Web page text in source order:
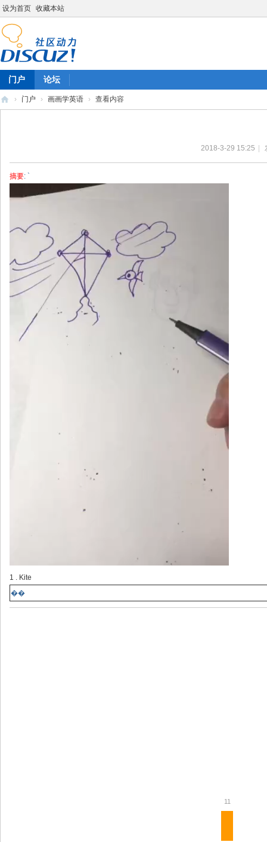
设为首页 收藏本站
门户 论坛
› 门户 › 画画学英语 › 查看内容
2018-3-29 15:25
摘要: `
1 . Kite
��
11